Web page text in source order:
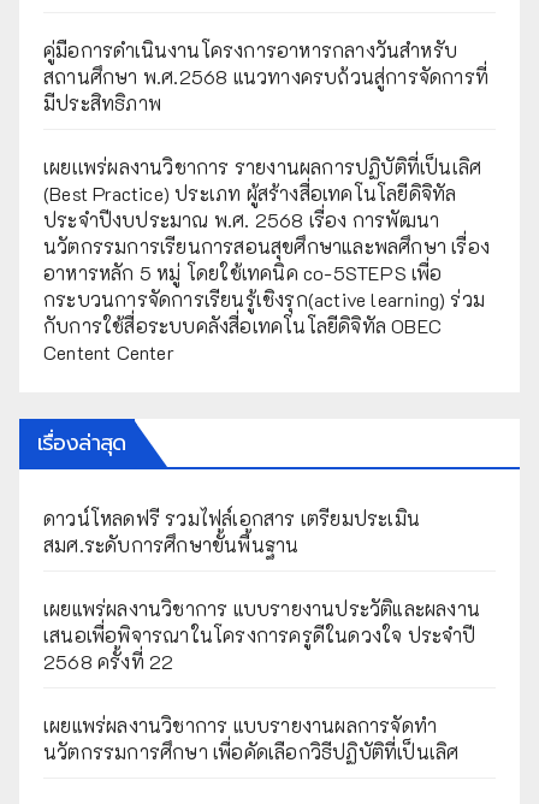
คู่มือการดำเนินงานโครงการอาหารกลางวันสำหรับ
สถานศึกษา พ.ศ.2568 แนวทางครบถ้วนสู่การจัดการที่
มีประสิทธิภาพ
เผยเเพร่ผลงานวิชาการ รายงานผลการปฏิบัติที่เป็นเลิศ
(Best Practice) ประเภท ผู้สร้างสื่อเทคโนโลยีดิจิทัล
ประจำปีงบประมาณ พ.ศ. 2568 เรื่อง การพัฒนา
นวัตกรรมการเรียนการสอนสุขศึกษาและพลศึกษา เรื่อง
อาหารหลัก 5 หมู่ โดยใช้เทคนิค co-5STEPS เพื่อ
กระบวนการจัดการเรียนรู้เชิงรุก(active learning) ร่วม
กับการใช้สื่อระบบคลังสื่อเทคโนโลยีดิจิทัล OBEC
Centent Center
เรื่องล่าสุด
ดาวน์โหลดฟรี รวมไฟล์เอกสาร เตรียมประเมิน
สมศ.ระดับการศึกษาขั้นพื้นฐาน
เผยแพร่ผลงานวิชาการ แบบรายงานประวัติและผลงาน
เสนอเพื่อพิจารณาในโครงการครูดีในดวงใจ ประจำปี
2568 ครั้งที่ 22
เผยแพร่ผลงานวิชาการ แบบรายงานผลการจัดทำ
นวัตกรรมการศึกษา เพื่อคัดเลือกวิธีปฏิบัติที่เป็นเลิศ